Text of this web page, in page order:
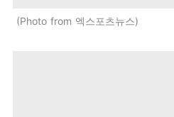
Photo from 엑스포츠뉴스